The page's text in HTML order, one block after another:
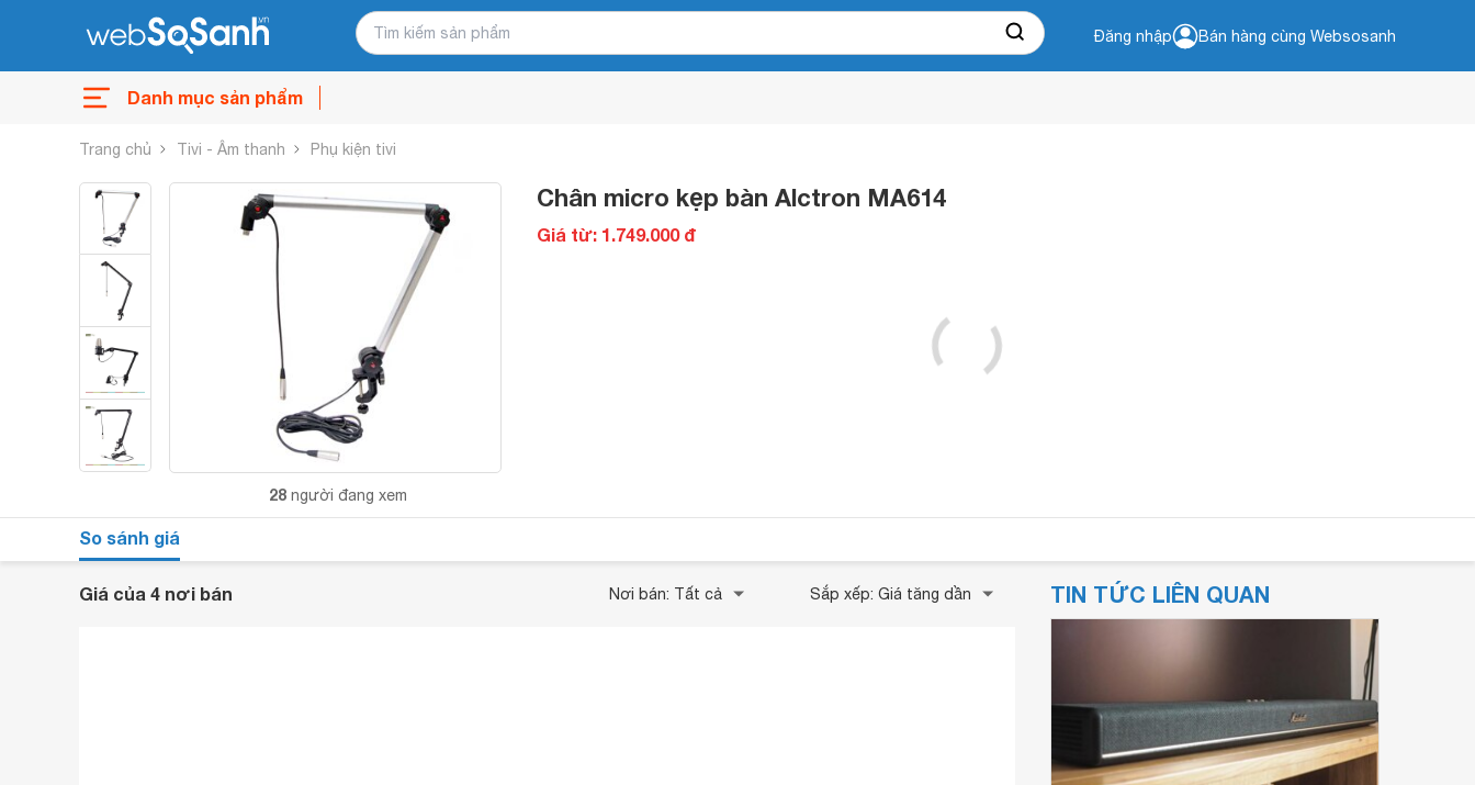
Đăng nhập Bán hàng cùng Websosanh
Danh mục sản phẩm
Trang chủ Tivi - Âm thanh Phụ kiện tivi
28 người đang xem
Chân micro kẹp bàn Alctron MA614
Giá từ: 1.749.000 đ
So sánh giá
Giá của 4 nơi bán Nơi bán: Tất cả Sắp xếp: Giá tăng dần TIN TỨC LIÊN QUAN